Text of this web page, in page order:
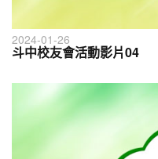
2024-01-26
斗中校友會活動影片04